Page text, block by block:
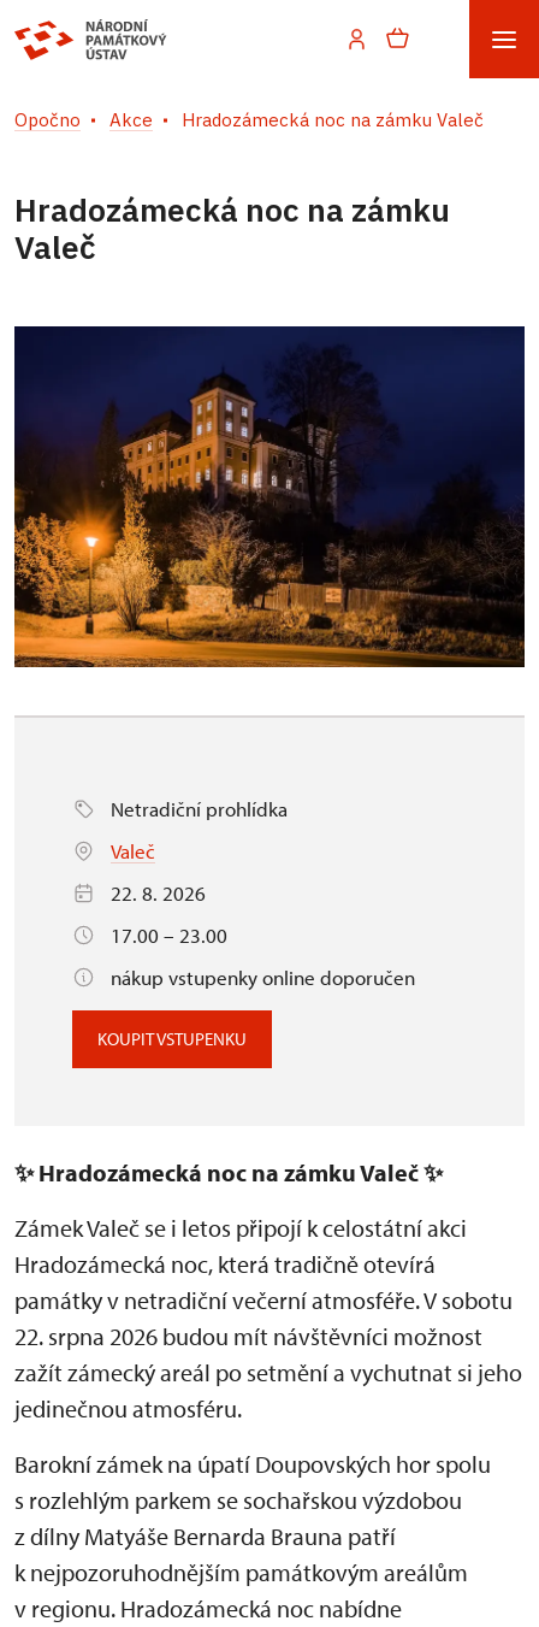
Opočno Akce Hradozámecká noc na zámku Valeč
Hradozámecká noc na zámku
Valeč
Netradiční prohlídka
Valeč
22. 8. 2026
17.00 – 23.00
nákup vstupenky online doporučen
KOUPIT VSTUPENKU
✨Hradozámecká noc na zámku Valeč✨
Zámek Valeč se i letos připojí k celostátní akci
Hradozámecká noc, která tradičně otevírá
památky v netradiční večerní atmosféře. V sobotu
22. srpna 2026 budou mít návštěvníci možnost
zažít zámecký areál po setmění a vychutnat si jeho
jedinečnou atmosféru.
Barokní zámek na úpatí Doupovských hor spolu
s rozlehlým parkem se sochařskou výzdobou
z dílny Matyáše Bernarda Brauna patří
k nejpozoruhodnějším památkovým areálům
v regionu. Hradozámecká noc nabídne